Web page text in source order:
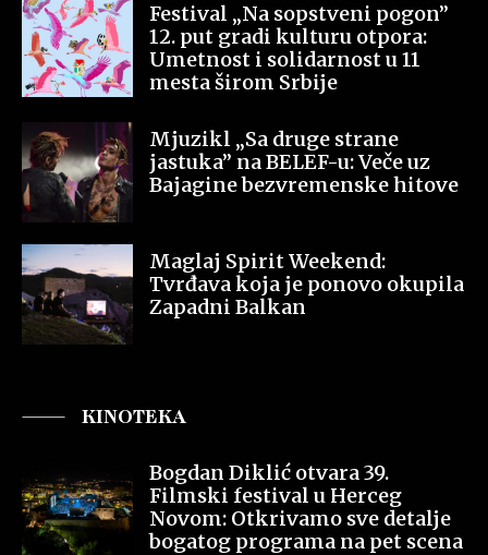
Festival „Na sopstveni pogon”
12. put gradi kulturu otpora:
Umetnost i solidarnost u 11
mesta širom Srbije
Mjuzikl „Sa druge strane
jastuka” na BELEF-u: Veče uz
Bajagine bezvremenske hitove
Maglaj Spirit Weekend:
Tvrđava koja je ponovo okupila
Zapadni Balkan
KINOTEKA
Bogdan Diklić otvara 39.
Filmski festival u Herceg
Novom: Otkrivamo sve detalje
bogatog programa na pet scena